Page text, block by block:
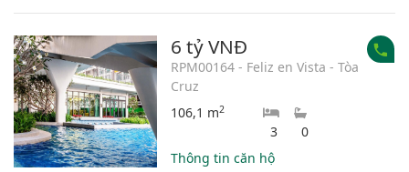
6 tỷ VNĐ
RPM00164 - Feliz en Vista - Tòa
Cruz
106,1 m2
3
0
Thông tin căn hộ